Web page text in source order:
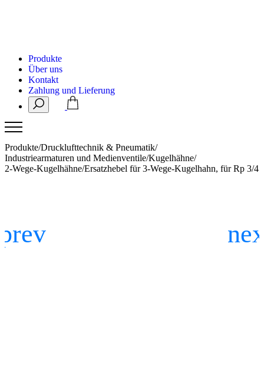
Produkte
Über uns
Kontakt
Zahlung und Lieferung
Produkte/Drucklufttechnik & Pneumatik/
Industriearmaturen und Medienventile/Kugelhähne/
2-Wege-Kugelhähne/Ersatzhebel für 3-Wege-Kugelhahn, für Rp 3/4